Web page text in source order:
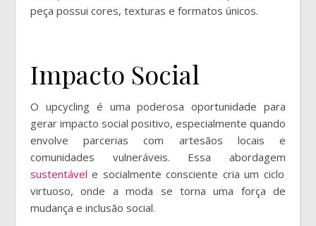
peça possui cores, texturas e formatos únicos.
Impacto Social
O upcycling é uma poderosa oportunidade para
gerar impacto social positivo, especialmente quando
envolve parcerias com artesãos locais e
comunidades vulneráveis. Essa abordagem
sustentávele socialmente consciente cria um ciclo
virtuoso, onde a moda se torna uma força de
mudança e inclusão social.